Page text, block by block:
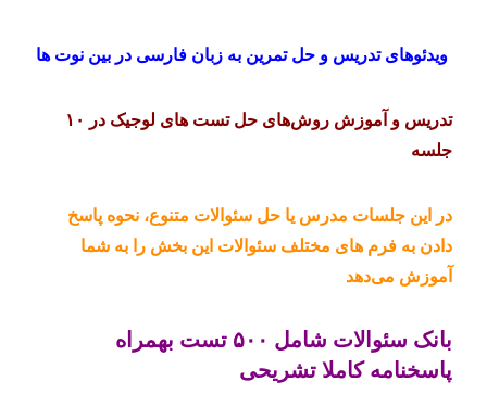
ویدئوهای تدریس و حل تمرین به زبان فارسی در بین نوت ها
تدریس و آموزش روش‌های حل تست های لوجیک در ۱۰
جلسه
در این جلسات مدرس یا حل سئوالات متنوع، نحوه پاسخ
دادن به فرم های مختلف سئوالات این بخش را به شما
آموزش می‌دهد
بانک سئوالات شامل ۵۰۰ تست بهمراه
پاسخنامه کاملا تشریحی